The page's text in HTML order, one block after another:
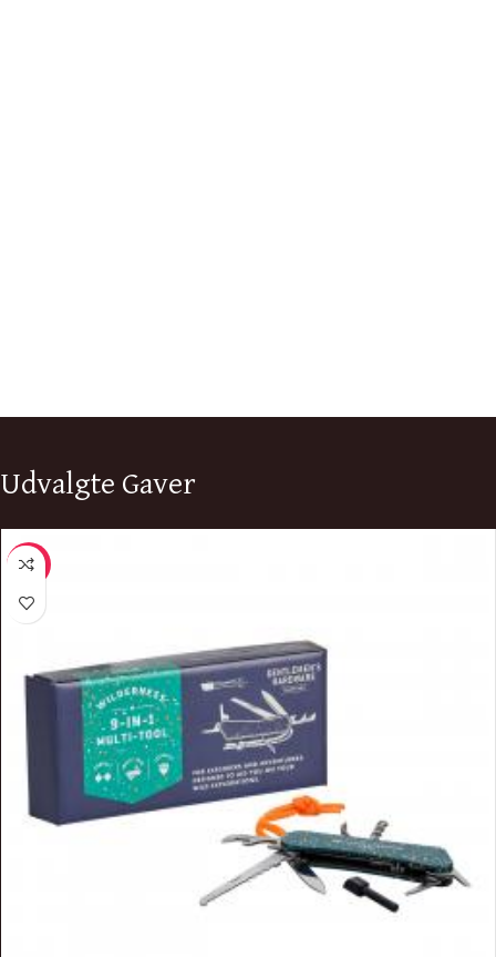
Udvalgte Gaver
-10%